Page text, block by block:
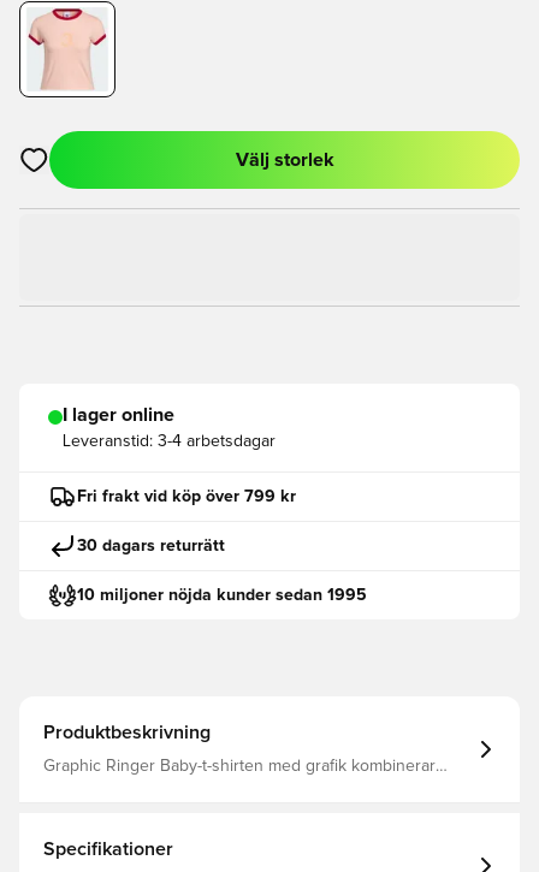
Öppnar en Modal för att logga in eller registrera dig som
Välj storlek
I lager online
Leveranstid: 3-4 arbetsdagar
Fri frakt vid köp över 799 kr
30 dagars returrätt
10 miljoner nöjda kunder sedan 1995
Produktbeskrivning
Graphic Ringer Baby-t-shirten med grafik kombinerar
shirten har en smal passform för en åtsittande,
strömlinjeformad och lättburen siluett. Det mjuka
Specifikationer